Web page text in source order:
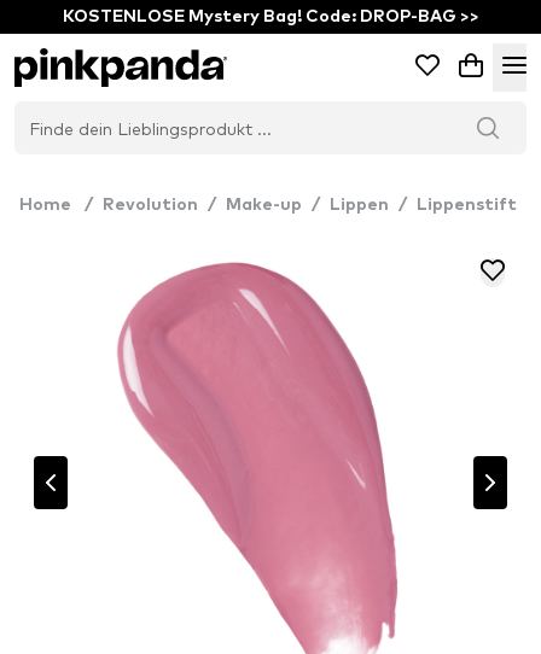
KOSTENLOSE Mystery Bag! Code: DROP-BAG >>
Home / Revolution / Make-up / Lippen / Lippenstift